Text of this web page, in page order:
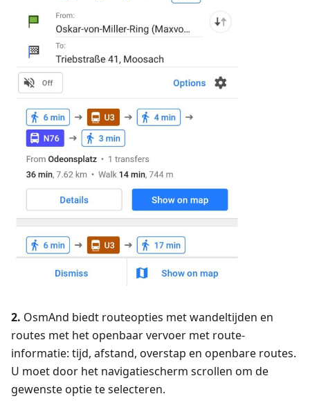
2. OsmAnd biedt routeopties met wandeltijden en
routes met het openbaar vervoer met route-
informatie: tijd, afstand, overstap en openbare routes.
U moet door het navigatiescherm scrollen om de
gewenste optie te selecteren.